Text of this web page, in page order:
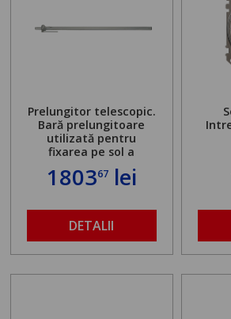
Prelungitor telescopic.
Bară prelungitoare
utilizată pentru
fixarea pe sol a
găurit în locul
maximă admisă de 500
kg și înălțime reglabilă
de la 1,8 la 2,9 m
180367lei
DETALII